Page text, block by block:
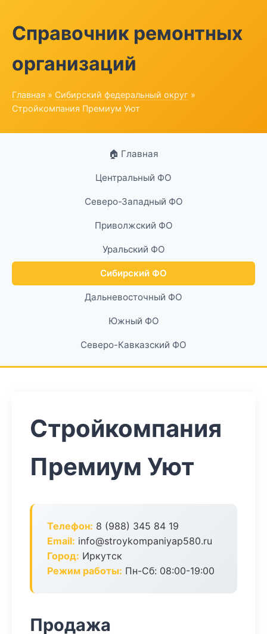
Справочник ремонтных
организаций
Главная » Сибирский федеральный округ »
Стройкомпания Премиум Уют
🏠 Главная
Центральный ФО
Северо-Западный ФО
Приволжский ФО
Уральский ФО
Сибирский ФО
Дальневосточный ФО
Южный ФО
Северо-Кавказский ФО
Стройкомпания
Премиум Уют
Телефон: 8 (988) 345 84 19
Email: info@stroykompaniyap580.ru
Город: Иркутск
Режим работы: Пн-Сб: 08:00-19:00
Продажа